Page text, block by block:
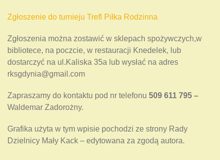
Zgłoszenie do turnieju Trefl Piłka Rodzinna
Zgłoszenia można zostawić w sklepach spożywczych,w
bibliotece, na poczcie, w restauracji Knedelek, lub
dostarczyć na ul.Kaliska 35a lub wysłać na adres
rksgdynia@gmail.com
Zapraszamy do kontaktu pod nr telefonu 509 611 795 –
Waldemar Zadorożny.
Grafika użyta w tym wpisie pochodzi ze strony Rady
Dzielnicy Mały Kack – edytowana za zgodą autora.